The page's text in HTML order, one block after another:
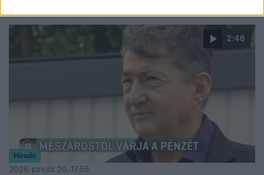
2:46
Híradó
2026. január 20. 17:55